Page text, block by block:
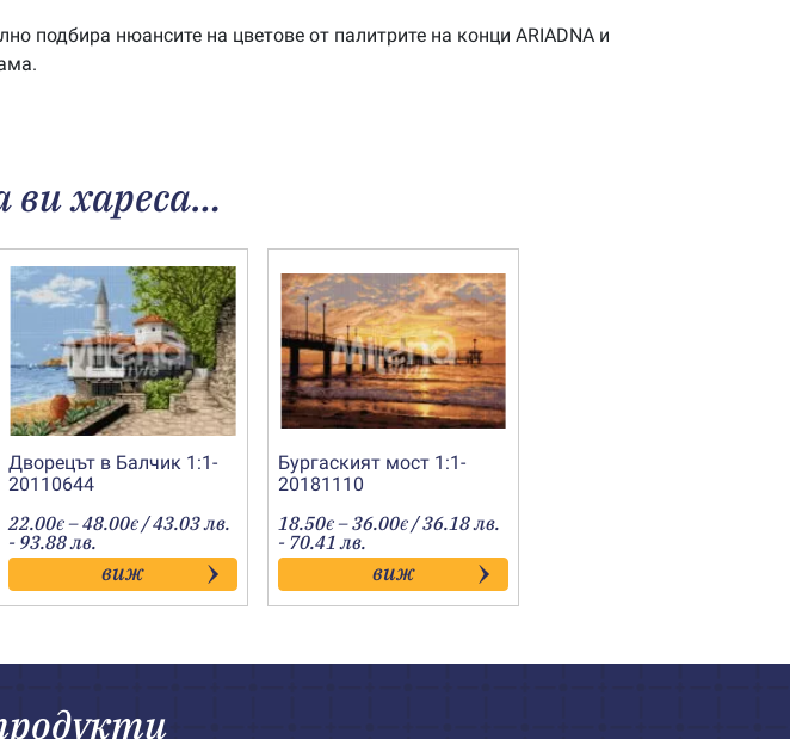
подбира нюансите на цветове от палитрите на конци ARIADNA и
хареса…
Дворецът в Балчик 1:1-
20110644
22.00€ –48.00€Price
range:
22.00€
through
48.00€
/ 43.03 лв.
- 93.88 лв.
виж
Бургаският мост 1:1-
20181110
18.50€ –36.00€Price
range:
18.50€
through
36.00€
/ 36.18 лв.
- 70.41 лв.
виж